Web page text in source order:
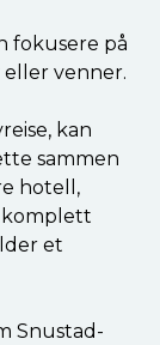
fokusere på
venner.
kan
sammen
hotell,
komplett
et
Snustad-